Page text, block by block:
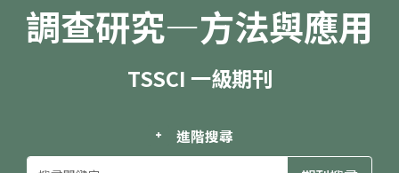
調查研究—方法與應用
TSSCI 一級期刊
進階搜尋